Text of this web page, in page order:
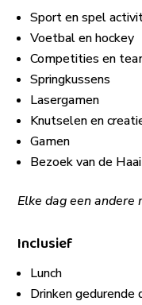
Sport en spel
Voetbal en hockey
Competities en
Springkussens
Lasergamen
Knutselen en
Gamen
Bezoek van de
Elke dag een
Inclusief
Lunch
Drinken gedurende